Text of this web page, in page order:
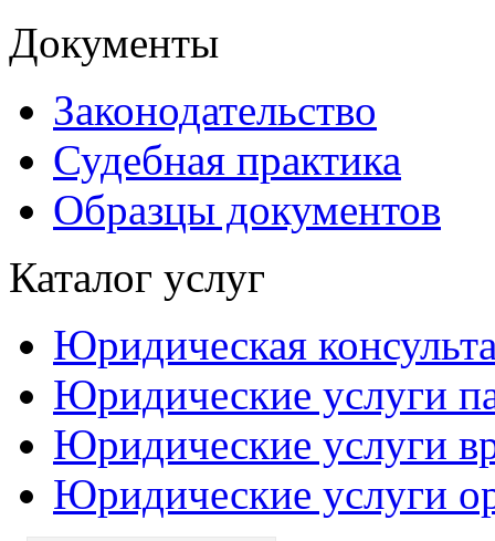
Документы
Законодательство
Судебная практика
Образцы документов
Каталог услуг
Юридическая
Юридические услуги
Юридические услуги
Юридические услуги